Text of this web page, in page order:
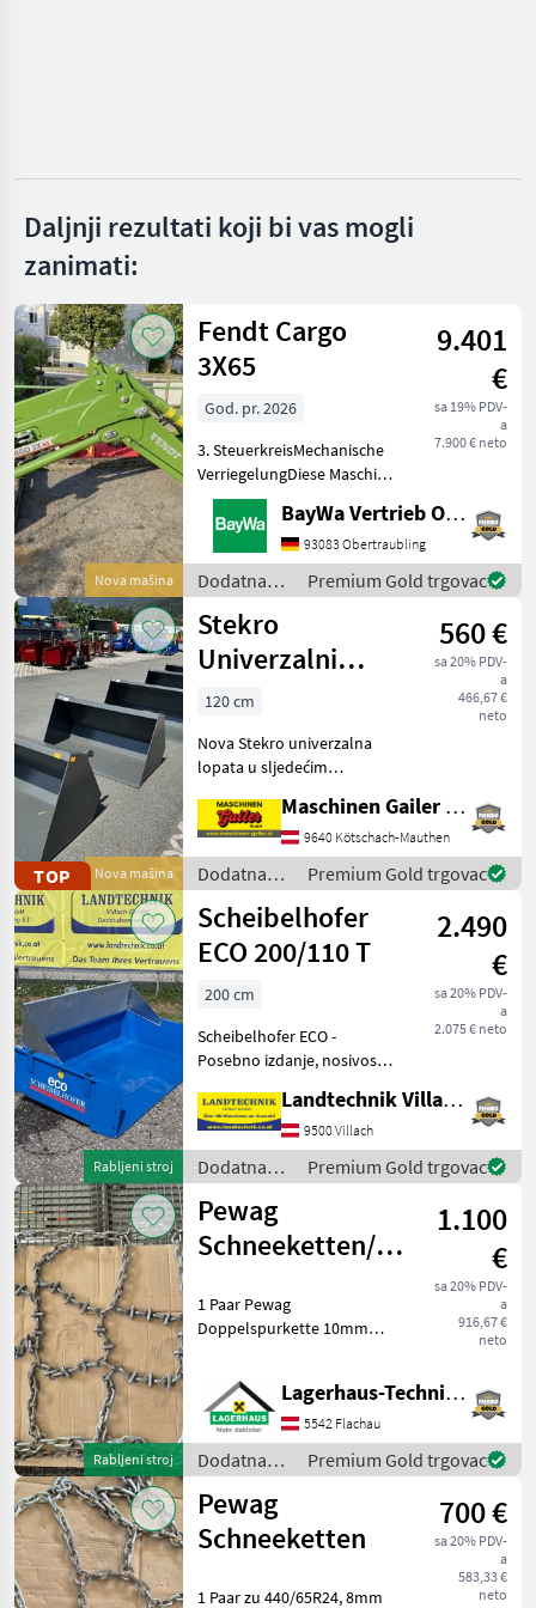
Wintec
Schmidt
Prikaži
sve
(40)
MARKETPLACE
Marketplace
Ponude
trgovaca
Mali
oglasi
Daljnji rezultati koji bi vas mogli
zanimati:
Nova mašina
Fendt Cargo
3X65
9.401
€
sa 19% PDV-
a
7.900 € neto
God. pr. 2026
3. SteuerkreisMechanische
VerriegelungDiese Maschine
steht an unserem BayWa
Standort in DE - 94107
Untergriesbach.Gerne steht
Ihnen Herr Anetseder Tel.
0151/16104804
BayWa Vertrieb Obertraubling
93083 Obertraubling
Dodatna
oprema za
traktore /
Fendt
Premium Gold trgovac
TOP Nova mašina
Stekro
Univerzalni
remen NEU 120 -
240 cm
560 €
sa 20% PDV-
a
466,67 €
neto
120 cm
Nova Stekro univerzalna
lopata u sljedećim
120x70x64cm; 0, 43m³;
147kg; 560 € s PDV-om *
Š/V/D: 130x70x64cm; 0,
46m³; 159kg; 590 € s PDV-
om * Š/
Maschinen Gailer GmbH
9640 Kötschach-Mauthen
Dodatna
oprema za
traktore /
Stekro
Premium Gold trgovac
Rabljeni stroj
Scheibelhofer
ECO 200/110 T
2.490
€
sa 20% PDV-
a
2.075 € neto
200 cm
Scheibelhofer ECO -
Posebno izdanje, nosivost
trotočkovna vez: Kategorija
I i II, jednostruki hidraulički
cilindar, hidraulički vodovi s
kuglast
Landtechnik Villach GmbH
9500 Villach
Dodatna
oprema za
traktore /
Scheibelhofer
Premium Gold trgovac
Rabljeni stroj
Pewag
Schneeketten/
1.100
€
sa 20% PDV-
a
916,67 €
neto
1 Paar Pewag
Doppelspurkette 10mm
Zusatzverschleißgliedern,
guter Zustand. Wir bitten
telefonisch oder per Mail
Ihren Besuch bekanntz
Lagerhaus-Technik Flachau
5542 Flachau
Dodatna
oprema za
traktore /
Pewag
Premium Gold trgovac
Pewag
Schneeketten
700 €
sa 20% PDV-
a
583,33 €
neto
1 Paar zu 440/65R24, 8mm